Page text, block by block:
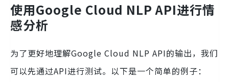
使用Google Cloud NLP API进行情
感分析
为了更好地理解Google Cloud NLP API的输出，我们
可以先通过API进行测试。以下是一个简单的例子：